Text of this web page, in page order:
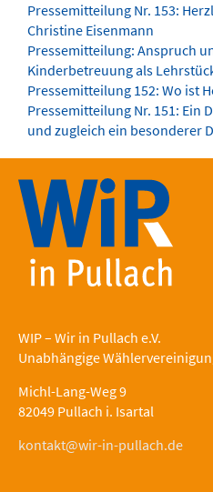
Pressemitteilung Nr. 153:
Christine Eisenmann
Pressemitteilung: Anspruch
Kinderbetreuung als
Pressemitteilung 152: Wo ist
Pressemitteilung Nr. 151: Ein
und zugleich ein besonderer
WIP – Wir in Pullach e.V.
Unabhängige
Michl-Lang-Weg 9
82049 Pullach i. Isartal
kontakt@wir-in-pullach.de